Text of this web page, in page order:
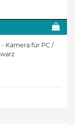
Kamera für PC /